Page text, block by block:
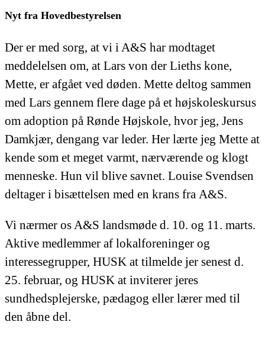
Nyt fra Hovedbestyrelsen
Der er med sorg, at vi i A&S har modtaget
meddelelsen om, at Lars von der Lieths kone,
Mette, er afgået ved døden. Mette deltog sammen
med Lars gennem flere dage på et højskoleskursus
om adoption på Rønde Højskole, hvor jeg, Jens
Damkjær, dengang var leder. Her lærte jeg Mette at
kende som et meget varmt, nærværende og klogt
menneske. Hun vil blive savnet. Louise Svendsen
deltager i bisættelsen med en krans fra A&S.
Vi nærmer os A&S landsmøde d. 10. og 11. marts.
Aktive medlemmer af lokalforeninger og
interessegrupper, HUSK at tilmelde jer senest d.
25. februar, og HUSK at inviterer jeres
sundhedsplejerske, pædagog eller lærer med til
den åbne del.